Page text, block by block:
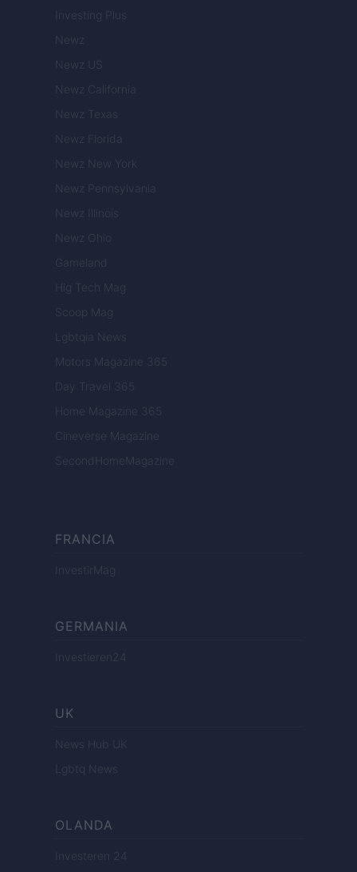
Investing Plus
Newz
Newz US
Newz California
Newz Texas
Newz Florida
Newz New York
Newz Pennsylvania
Newz Illinois
Newz Ohio
Gameland
Hig Tech Mag
Scoop Mag
Lgbtqia News
Motors Magazine 365
Day Travel 365
Home Magazine 365
Cineverse Magazine
SecondHomeMagazine
FRANCIA
InvestirMag
GERMANIA
Investieren24
UK
News Hub UK
Lgbtq News
OLANDA
Investeren 24